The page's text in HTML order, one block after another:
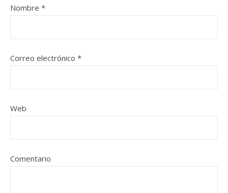
Nombre *
Correo electrónico *
Web
Comentario